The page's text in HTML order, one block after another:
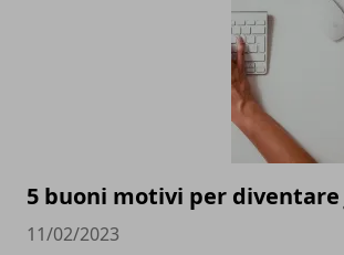
5 buoni motivi per diventare
11/02/2023